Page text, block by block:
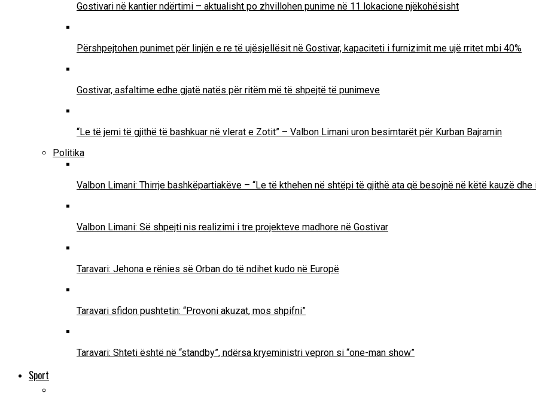
Gostivari në kantier ndërtimi – aktualisht po zhvillohen punime në 11 lokacione njëkohësisht
Përshpejtohen punimet për linjën e re të ujësjellësit në Gostivar, kapaciteti i furnizimit me ujë rritet mbi 40%
Gostivar, asfaltime edhe gjatë natës për ritëm më të shpejtë të punimeve
“Le të jemi të gjithë të bashkuar në vlerat e Zotit” – Valbon Limani uron besimtarët për Kurban Bajramin
Politika
Valbon Limani: Thirrje bashkëpartiakëve – “Le të kthehen në shtëpi të gjithë ata që besojnë në këtë kauzë dhe
Valbon Limani: Së shpejti nis realizimi i tre projekteve madhore në Gostivar
Taravari: Jehona e rënies së Orban do të ndihet kudo në Europë
Taravari sfidon pushtetin: “Provoni akuzat, mos shpifni”
Taravari: Shteti është në “standby”, ndërsa kryeministri vepron si “one-man show”
Sport